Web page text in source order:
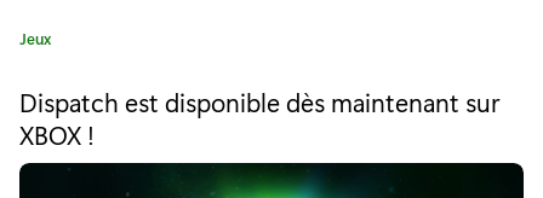
e
C
é
g
o
Jeux
Dispatch est disponible dès maintenant sur
XBOX !